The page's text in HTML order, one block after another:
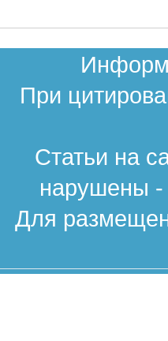
При
Статьи на
нарушены -
Для